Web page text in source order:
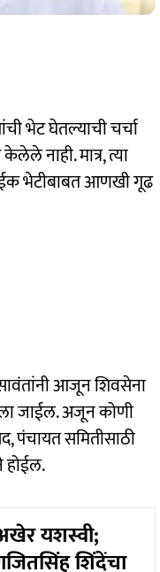
भेट घेतल्याची चर्चा
नाही. मात्र, त्या
भेटीबाबत आणखी गूढ
सावंतांनी आजून शिवसेना
जाईल. अजून कोणी
पंचायत समितीसाठी
होईल.
यशस्वी;
शिंदेंचा